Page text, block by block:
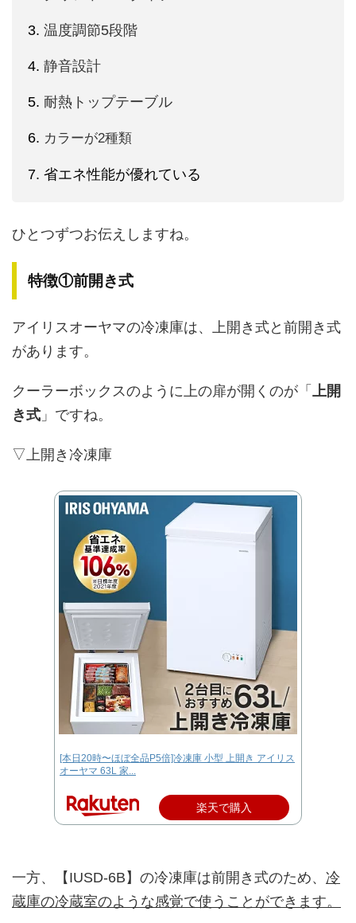
温度調節5段階
静音設計
耐熱トップテーブル
カラーが2種類
省エネ性能が優れている
ひとつずつお伝えしますね。
特徴①前開き式
アイリスオーヤマの冷凍庫は、上開き式と前開き式
があります。
クーラーボックスのように上の扉が開くのが「
上開
き式 」ですね。
▽上開き冷凍庫
[本日20時〜ほぼ全品P5倍]冷凍庫 小型 上開き アイリス
オーヤマ 63L 家...
楽天で購入
一方、【IUSD-6B】の冷凍庫は前開き式のため、 冷
蔵庫の冷蔵室のような感覚で使うことができます。